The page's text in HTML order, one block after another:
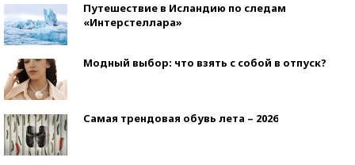
Путешествие в Исландию по следам
«Интерстеллара»
Модный выбор: что взять с собой в отпуск?
Самая трендовая обувь лета – 2026